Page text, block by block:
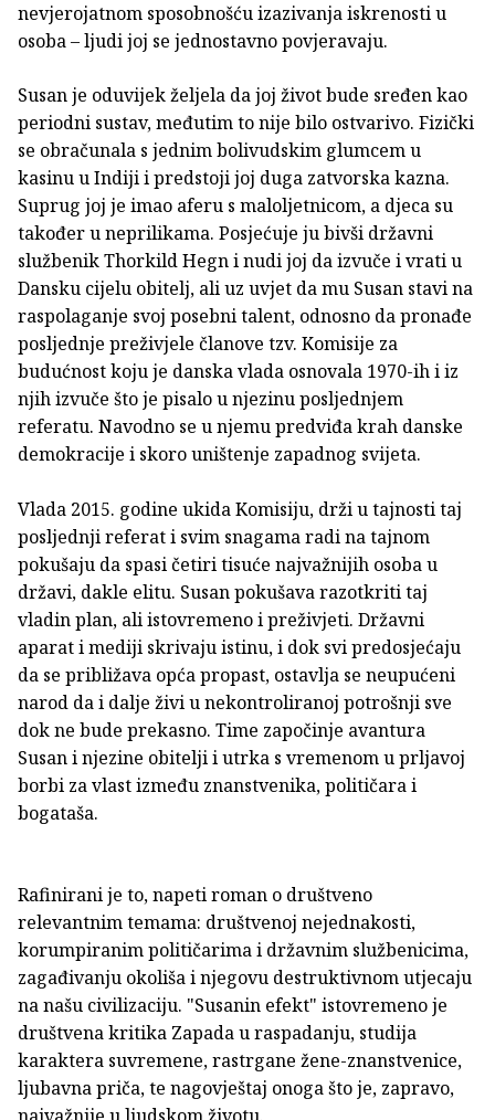
nevjerojatnom sposobnošću izazivanja iskrenosti u
osoba – ljudi joj se jednostavno povjeravaju.
Susan je oduvijek željela da joj život bude sređen kao
periodni sustav, međutim to nije bilo ostvarivo. Fizički
se obračunala s jednim bolivudskim glumcem u
kasinu u Indiji i predstoji joj duga zatvorska kazna.
Suprug joj je imao aferu s maloljetnicom, a djeca su
također u neprilikama. Posjećuje ju bivši državni
službenik Thorkild Hegn i nudi joj da izvuče i vrati u
Dansku cijelu obitelj, ali uz uvjet da mu Susan stavi na
raspolaganje svoj posebni talent, odnosno da pronađe
posljednje preživjele članove tzv. Komisije za
budućnost koju je danska vlada osnovala 1970-ih i iz
njih izvuče što je pisalo u njezinu posljednjem
referatu. Navodno se u njemu predviđa krah danske
demokracije i skoro uništenje zapadnog svijeta.
Vlada 2015. godine ukida Komisiju, drži u tajnosti taj
posljednji referat i svim snagama radi na tajnom
pokušaju da spasi četiri tisuće najvažnijih osoba u
državi, dakle elitu. Susan pokušava razotkriti taj
vladin plan, ali istovremeno i preživjeti. Državni
aparat i mediji skrivaju istinu, i dok svi predosjećaju
da se približava opća propast, ostavlja se neupućeni
narod da i dalje živi u nekontroliranoj potrošnji sve
dok ne bude prekasno. Time započinje avantura
Susan i njezine obitelji i utrka s vremenom u prljavoj
borbi za vlast između znanstvenika, političara i
bogataša.
Rafinirani je to, napeti roman o društveno
relevantnim temama: društvenoj nejednakosti,
korumpiranim političarima i državnim službenicima,
zagađivanju okoliša i njegovu destruktivnom utjecaju
na našu civilizaciju. "Susanin efekt" istovremeno je
društvena kritika Zapada u raspadanju, studija
karaktera suvremene, rastrgane žene-znanstvenice,
ljubavna priča, te nagovještaj onoga što je, zapravo,